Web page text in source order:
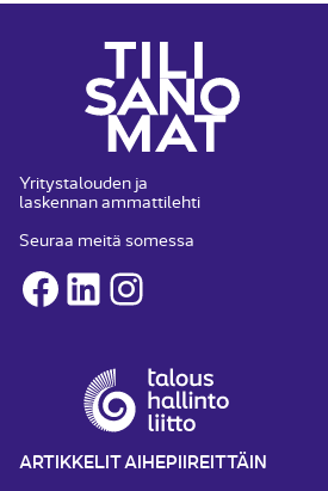
Yritystalouden ja
laskennan ammattilehti
Seuraa meitä somessa
Facebook
LinkedInInstagram
ARTIKKELIT AIHEPIIREITTÄIN